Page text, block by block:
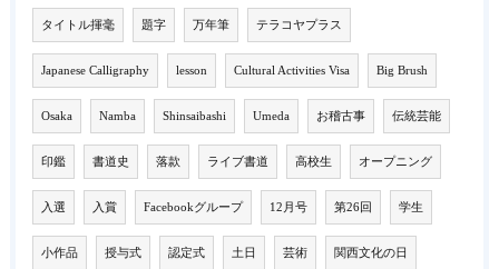
タイトル揮毫 題字 万年筆 テラコヤプラス
Japanese Calligraphy lesson Cultural Activities Visa Big Brush
Osaka Namba Shinsaibashi Umeda お稽古事 伝統芸能
印鑑 書道史 落款 ライブ書道 高校生 オープニング
入選 入賞 Facebookグループ 12月号 第26回 学生
小作品 授与式 認定式 土日 芸術 関西文化の日